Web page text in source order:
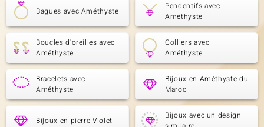
Bagues avec Améthyste
Pendentifs avec
Améthyste
Boucles d'oreilles avec
Améthyste
Colliers avec
Améthyste
Bracelets avec
Améthyste
Bijoux en Améthyste du
Maroc
Bijoux en pierre Violet
Bijoux avec un design